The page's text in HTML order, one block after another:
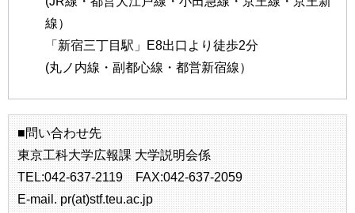
線）
「新宿三丁目駅」E8出口より徒歩2分
(丸ノ内線・副都心線・都営新宿線）
■問い合わせ先
東京工科大学広報課 大学説明会係
TEL:042-637-2119 FAX:042-637-2059
E-mail. pr(at)stf.teu.ac.jp